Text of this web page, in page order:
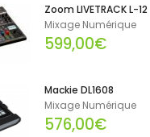
Zoom LIVETRACK L-12
Mixage Numérique
599,00€
Mackie DL1608
Mixage Numérique
576,00€